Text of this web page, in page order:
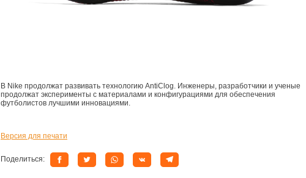
В Nike продолжат развивать технологию AntiClog. Инженеры, разработчики и ученые
продолжат эксперименты с материалами и конфигурациями для обеспечения
футболистов лучшими инновациями.
Версия для печати
Поделиться: